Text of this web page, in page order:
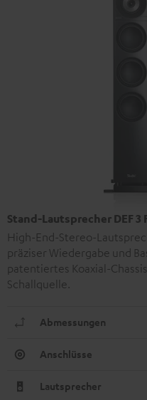
Stand-Lautsprecher DEF 3
High-End-Stereo-
präziser Wiedergabe und
patentiertes Koaxial-
Schallquelle.
Abmessungen
Anschlüsse
Lautsprecher